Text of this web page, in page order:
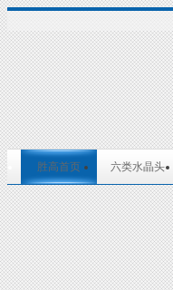
胜高首页 六类水晶头